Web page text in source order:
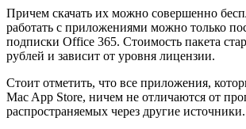
Причем скачать их можно совершенно
работать с приложениями можно только
подписки Office 365. Стоимость пакета
рублей и зависит от уровня лицензии.
Стоит отметить, что все приложения,
Mac App Store, ничем не отличаются от
распространяемых через другие источники.